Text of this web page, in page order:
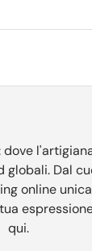
dove
globali. Dal
online
qui.